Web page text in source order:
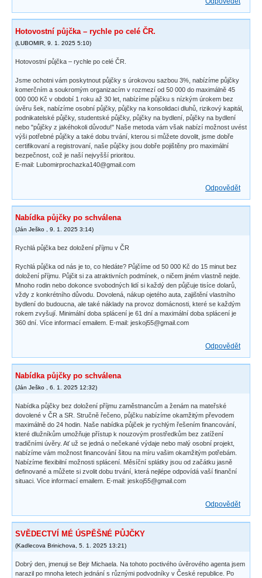
Hotovostní půjčka – rychle po celé ČR.
(LUBOMIR 9. 1. 2025 5:10)
Hotovostní půjčka – rychle po celé ČR.
Jsme ochotni vám poskytnout půjčky s úrokovou sazbou 3%, nabízíme půjčky
komerčním a soukromým organizacím v rozmezí od 50 000 do maximálně 45
000 000 Kč v období 1 roku až 30 let, nabízíme půjčku s nízkým úrokem bez
úvěru šek, nabízíme osobní půjčky, půjčky na konsolidaci dluhů, rizikový kapitál,
podnikatelské půjčky, studentské půjčky, půjčky na bydlení, půjčky na bydlení
nebo "půjčky z jakéhokoli důvodu!" Naše metoda vám však nabízí možnost uvést
výši potřebné půjčky a také dobu trvání, kterou si můžete dovolit, jsme dobře
certifikovaní a registrovaní, naše půjčky jsou dobře pojištěny pro maximální
bezpečnost, což je naší nejvyšší prioritou.
E-mail: Lubomirprochazka140@gmail.com
Odpovědět
Nabídka půjčky po schválena
(Ján Ješko 9. 1. 2025 3:14)
Rychlá půjčka bez doložení příjmu v ČR
Rychlá půjčka od nás je to, co hledáte? Půjčíme od 50 000 Kč do 15 minut bez
doložení příjmu. Půjčit si za atraktivních podmínek, o ničem jiném vlastně nejde.
Mnoho rodin nebo dokonce svobodných lidí si každý den půjčuje tisíce dolarů,
vždy z konkrétního důvodu. Dovolená, nákup ojetého auta, zajištění vlastního
bydlení do budoucna, ale také náklady na provoz domácnosti, které se každým
rokem zvyšují. Minimální doba splácení je 61 dní a maximální doba splácení je
360 dní. Více informací emailem. E-mail: jeskoj55@gmail.com
Odpovědět
Nabídka půjčky po schválena
(Ján Ješko 6. 1. 2025 12:32)
Nabídka půjčky bez doložení příjmu zaměstnancům a ženám na mateřské
dovolené v ČR a SR. Stručně řečeno, půjčku nabízíme okamžitým převodem
maximálně do 24 hodin. Naše nabídka půjček je rychlým řešením financování,
které dlužníkům umožňuje přístup k nouzovým prostředkům bez zatížení
tradičními úvěry. Ať už se jedná o nečekané výdaje nebo malý osobní projekt,
nabízíme vám možnost financování šitou na míru vašim okamžitým potřebám.
Nabízíme flexibilní možnosti splácení. Měsíční splátky jsou od začátku jasně
definované a můžete si zvolit dobu trvání, která nejlépe odpovídá vaší finanční
situaci. Více informací emailem. E-mail: jeskoj55@gmail.com
Odpovědět
SVĚDECTVÍ MÉ ÚSPĚŠNÉ PŮJČKY
(Kadlecova Brinichova 5. 1. 2025 13:21)
Dobrý den, jmenuji se Bejr Michaela. Na tohoto poctivého úvěrového agenta jsem
narazil po mnoha letech jednání s různými podvodníky v České republice. Po